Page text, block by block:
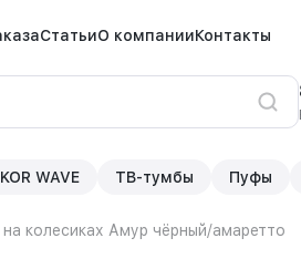
СтатьиО компанииКонтакты
WAVE ТВ-тумбы Пуфы
колесиках Амур чёрный/амаретто